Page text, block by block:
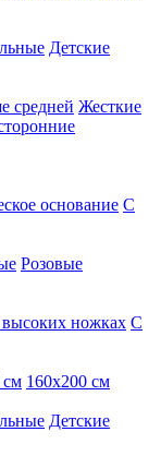
Детские
средней Жесткие
основание С
Розовые
ножках С
см 160х200 см
Детские